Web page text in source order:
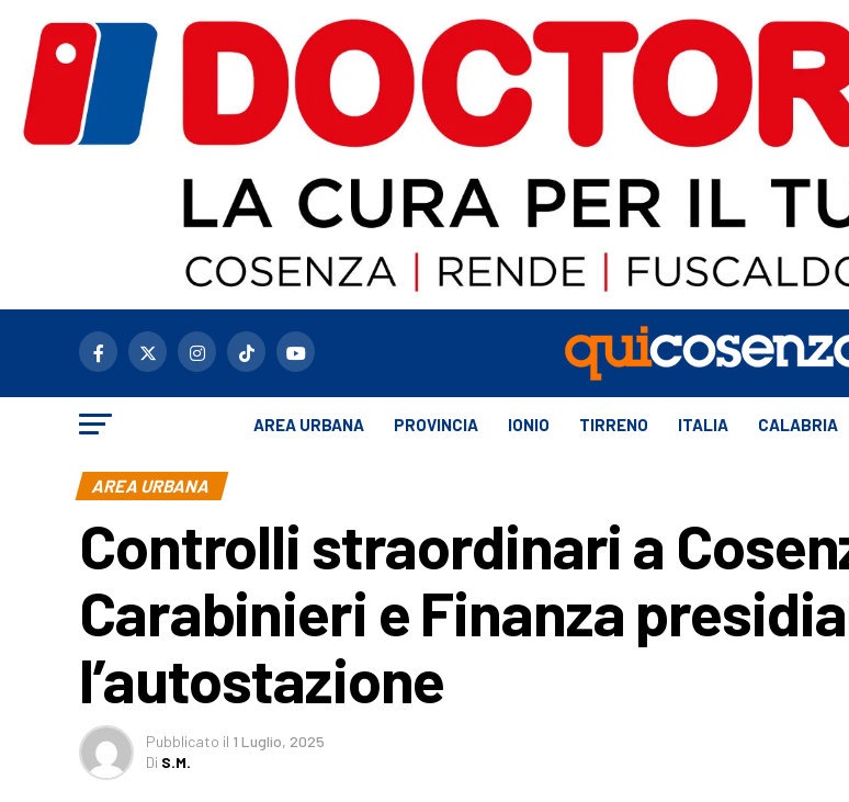
AREA URBANA PROVINCIA IONIO TIRRENO ITALIA CALABRIA
AREA URBANA
Controlli straordinari a
Carabinieri e Finanza
l’autostazione
Pubblicato il 1 Luglio, 2025
Di S.M.